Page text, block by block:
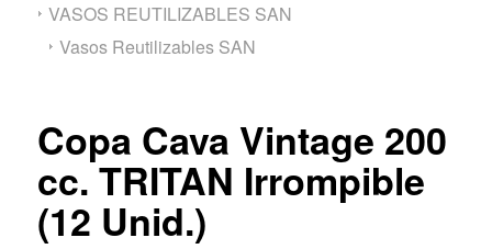
VASOS REUTILIZABLES SAN
Vasos Reutilizables SAN
Copa Cava Vintage 200
cc. TRITAN Irrompible
(12 Unid.)